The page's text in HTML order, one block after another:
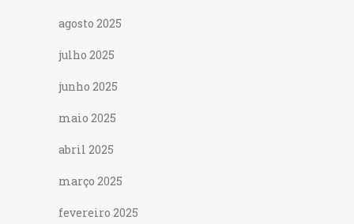
agosto 2025
julho 2025
junho 2025
maio 2025
abril 2025
março 2025
fevereiro 2025